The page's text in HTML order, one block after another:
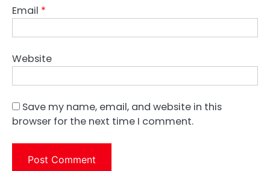
Email *
Website
Save my name, email, and website in this
browser for the next time I comment.